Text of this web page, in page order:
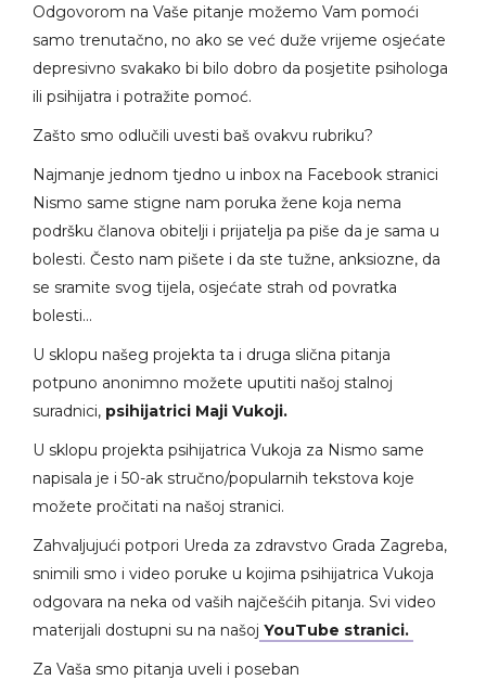
Odgovorom na Vaše pitanje možemo Vam pomoći
samo trenutačno, no ako se već duže vrijeme osjećate
depresivno svakako bi bilo dobro da posjetite psihologa
ili psihijatra i potražite pomoć.
Zašto smo odlučili uvesti baš ovakvu rubriku?
Najmanje jednom tjedno u inbox na Facebook stranici
Nismo same stigne nam poruka žene koja nema
podršku članova obitelji i prijatelja pa piše da je sama u
bolesti. Često nam pišete i da ste tužne, anksiozne, da
se sramite svog tijela, osjećate strah od povratka
bolesti…
U sklopu našeg projekta ta i druga slična pitanja
potpuno anonimno možete uputiti našoj stalnoj
suradnici, psihijatrici Maji Vukoji.
U sklopu projekta psihijatrica Vukoja za Nismo same
napisala je i 50-ak stručno/popularnih tekstova koje
možete pročitati na našoj stranici.
Zahvaljujući potpori Ureda za zdravstvo Grada Zagreba,
snimili smo i video poruke u kojima psihijatrica Vukoja
odgovara na neka od vaših najčešćih pitanja. Svi video
materijali dostupni su na našoj YouTube stranici.
Za Vaša smo pitanja uveli i poseban